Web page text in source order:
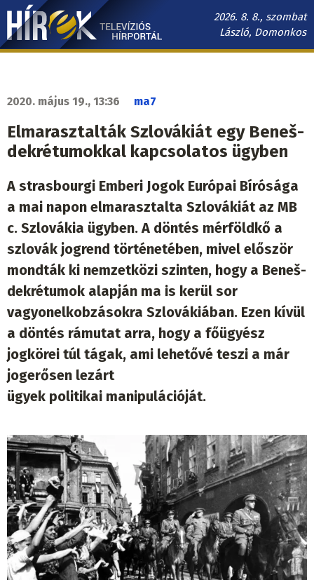
Ugrás
tartalomra
2026. 8. 8., szombat
László, Domonkos
Hírek.sk
navigáció
2020. május 19., 13:36 ma7
Elmarasztalták Szlovákiát egy Beneš-
dekrétumokkal kapcsolatos ügyben
A strasbourgi Emberi Jogok Európai Bírósága
a mai napon elmarasztalta Szlovákiát az MB
c. Szlovákia ügyben. A döntés mérföldkő a
szlovák jogrend történetében, mivel először
mondták ki nemzetközi szinten, hogy a Beneš-
dekrétumok alapján ma is kerül sor
vagyonelkobzásokra Szlovákiában. Ezen kívül
a döntés rámutat arra, hogy a főügyész
jogkörei túl tágak, ami lehetővé teszi a már
jogerősen lezárt
ügyek politikai manipulációját.